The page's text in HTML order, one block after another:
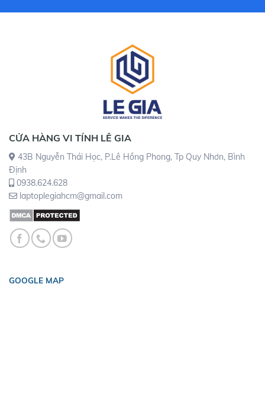
CỬA HÀNG VI TÍNH LÊ GIA
43B Nguyễn Thái Học, P.Lê Hồng Phong, Tp Quy Nhơn, Bình
Định
0938.624.628
laptoplegiahcm@gmail.com
GOOGLE MAP